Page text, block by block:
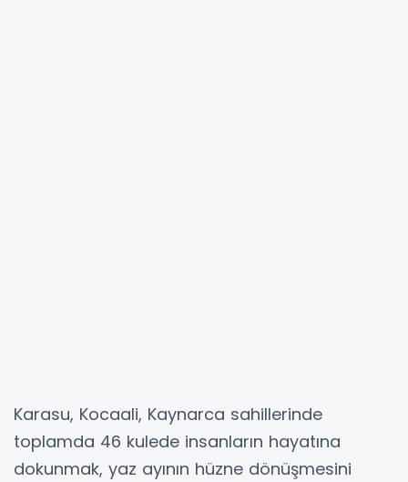
Karasu, Kocaali, Kaynarca sahillerinde
toplamda 46 kulede insanların hayatına
dokunmak, yaz ayının hüzne dönüşmesini